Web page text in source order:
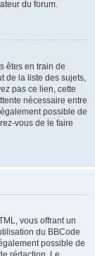
du forum.
êtes en train de
de la liste des sujets,
pas ce lien, cette
nécessaire entre
possible de
vous de le faire
vous offrant un
du BBCode
possible de